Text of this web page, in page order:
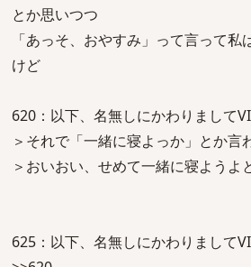
とか思いつつ
「あっそ、おやすみ」って言って
けど
620：以下、名無しにかわりまして
＞それで「一緒に寝よっか」とか言
＞おいおい、せめて一緒に寝ようよ
625：以下、名無しにかわりまして